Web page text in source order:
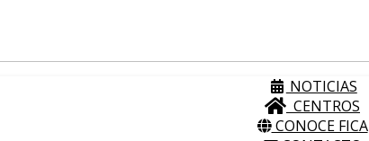
NOTICIAS
CENTROS
CONOCE FICA